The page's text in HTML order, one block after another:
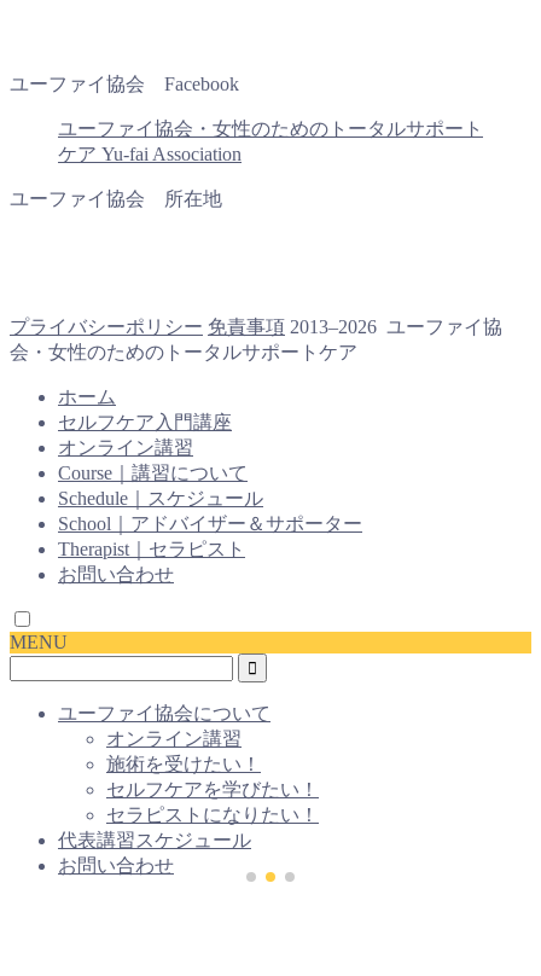
ユーファイ協会 Facebook
ユーファイ協会・女性のためのトータルサポート
ケア Yu-fai Association
ユーファイ協会 所在地
プライバシーポリシー 免責事項 2013–2026 ユーファイ協
会・女性のためのトータルサポートケア
ホーム
セルフケア入門講座
オンライン講習
Course｜講習について
Schedule｜スケジュール
School｜アドバイザー＆サポーター
Therapist｜セラピスト
お問い合わせ
MENU
ユーファイ協会について
オンライン講習
施術を受けたい！
セルフケアを学びたい！
セラピストになりたい！
代表講習スケジュール
お問い合わせ